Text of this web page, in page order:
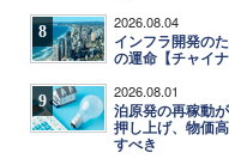
8 2026.08.04
インフラ開発の
の運命【チャイ
9 2026.08.01
泊原発の再稼動
押し上げ、物価
すべき